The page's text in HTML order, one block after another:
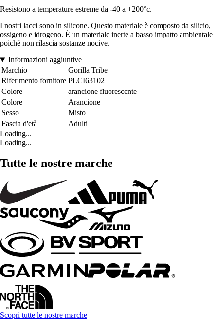
Resistono a temperature estreme da -40 a +200°c.
I nostri lacci sono in silicone. Questo materiale è composto da silicio,
ossigeno e idrogeno. È un materiale inerte a basso impatto ambientale
poiché non rilascia sostanze nocive.
Informazioni aggiuntive
Marchio
Gorilla Tribe
Riferimento fornitore PLCI63102
Colore
arancione fluorescente
Colore
Arancione
Sesso
Misto
Fascia d'età
Adulti
Loading...
Loading...
Tutte le nostre marche
Scopri tutte le nostre marche